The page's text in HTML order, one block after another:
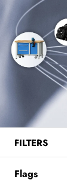
FILTERS
Flags